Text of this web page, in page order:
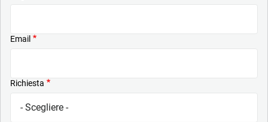
Email
Richiesta